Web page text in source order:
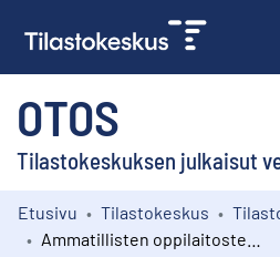
OTOS
Tilastokeskuksen julkaisut
Kokoelmat
Etusivu Tilastokeskus